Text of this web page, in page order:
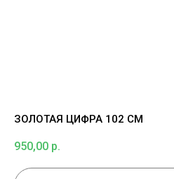
ЗОЛОТАЯ ЦИФРА 102 СМ
950,00 р.